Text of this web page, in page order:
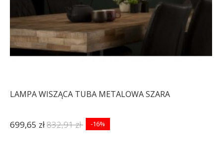
LAMPA WISZĄCA TUBA METALOWA SZARA
699,65 zł832,91 zł -16%